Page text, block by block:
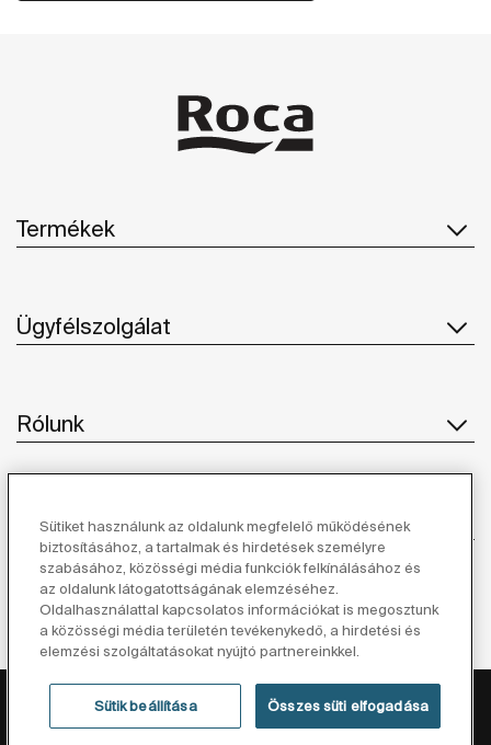
Termékek
Ügyfélszolgálat
Rólunk
Ihlet
Kövessen minket
Adatvédelmi Tájékoztató
Sütiket használunk az oldalunk megfelelő működésének
biztosításához, a tartalmak és hirdetések személyre
szabásához, közösségi média funkciók felkínálásához és
az oldalunk látogatottságának elemzéséhez.
Oldalhasználattal kapcsolatos információkat is megosztunk
a közösségi média területén tevékenykedő, a hirdetési és
elemzési szolgáltatásokat nyújtó partnereinkkel.
Sütik beállítása Összes süti elfogadása